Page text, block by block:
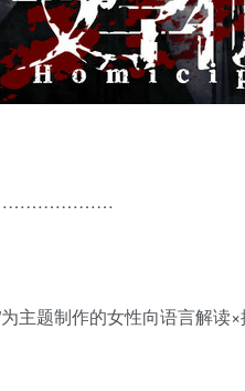
为主题制作的女性向语言解